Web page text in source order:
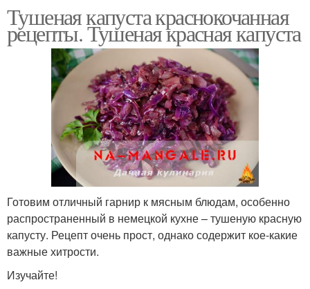
Тушеная капуста краснокочанная
рецепты. Тушеная красная капуста
Готовим отличный гарнир к мясным блюдам, особенно
распространенный в немецкой кухне – тушеную красную
капусту. Рецепт очень прост, однако содержит кое-какие
важные хитрости.
Изучайте!